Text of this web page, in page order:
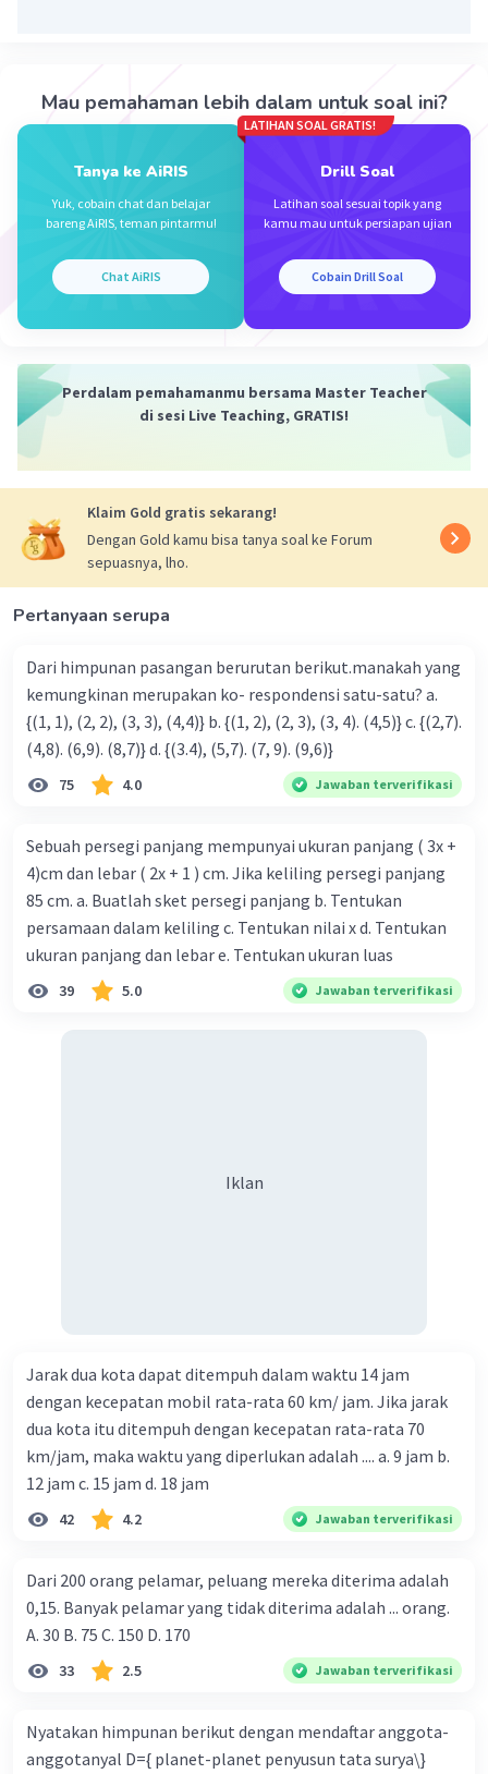
Balas
Mau pemahaman lebih dalam untuk soal ini?
Tanya ke AiRIS
Yuk, cobain chat dan belajar
bareng AiRIS, teman pintarmu!
Chat AiRIS
LATIHAN SOAL GRATIS!
Drill Soal
Latihan soal sesuai topik yang
kamu mau untuk persiapan ujian
Cobain Drill Soal
Perdalam pemahamanmu bersama Master Teacher
di sesi Live Teaching, GRATIS!
Klaim Gold gratis sekarang!
Dengan Gold kamu bisa tanya soal ke Forum
sepuasnya, lho.
Pertanyaan serupa
Dari himpunan pasangan berurutan berikut.manakah yang
kemungkinan merupakan ko- respondensi satu-satu? a.
{(1, 1), (2, 2), (3, 3), (4,4)} b. {(1, 2), (2, 3), (3, 4). (4,5)} c. {(2,7).
(4,8). (6,9). (8,7)} d. {(3.4), (5,7). (7, 9). (9,6)}
75 4.0 Jawaban terverifikasi
Sebuah persegi panjang mempunyai ukuran panjang ( 3x +
4)cm dan lebar ( 2x + 1 ) cm. Jika keliling persegi panjang
85 cm. a. Buatlah sket persegi panjang b. Tentukan
persamaan dalam keliling c. Tentukan nilai x d. Tentukan
ukuran panjang dan lebar e. Tentukan ukuran luas
39 5.0 Jawaban terverifikasi
Iklan
Jarak dua kota dapat ditempuh dalam waktu 14 jam
dengan kecepatan mobil rata-rata 60 km/ jam. Jika jarak
dua kota itu ditempuh dengan kecepatan rata-rata 70
km/jam, maka waktu yang diperlukan adalah .... a. 9 jam b.
12 jam c. 15 jam d. 18 jam
42 4.2 Jawaban terverifikasi
Dari 200 orang pelamar, peluang mereka diterima adalah
0,15. Banyak pelamar yang tidak diterima adalah ... orang.
A. 30 B. 75 C. 150 D. 170
33 2.5 Jawaban terverifikasi
Nyatakan himpunan berikut dengan mendaftar anggota-
anggotanyal D={ planet-planet penyusun tata surya\}